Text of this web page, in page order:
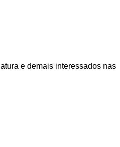
e demais interessados nas